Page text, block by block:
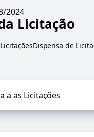
2024
Licitação
LicitaçõesDispensa de
a as Licitações